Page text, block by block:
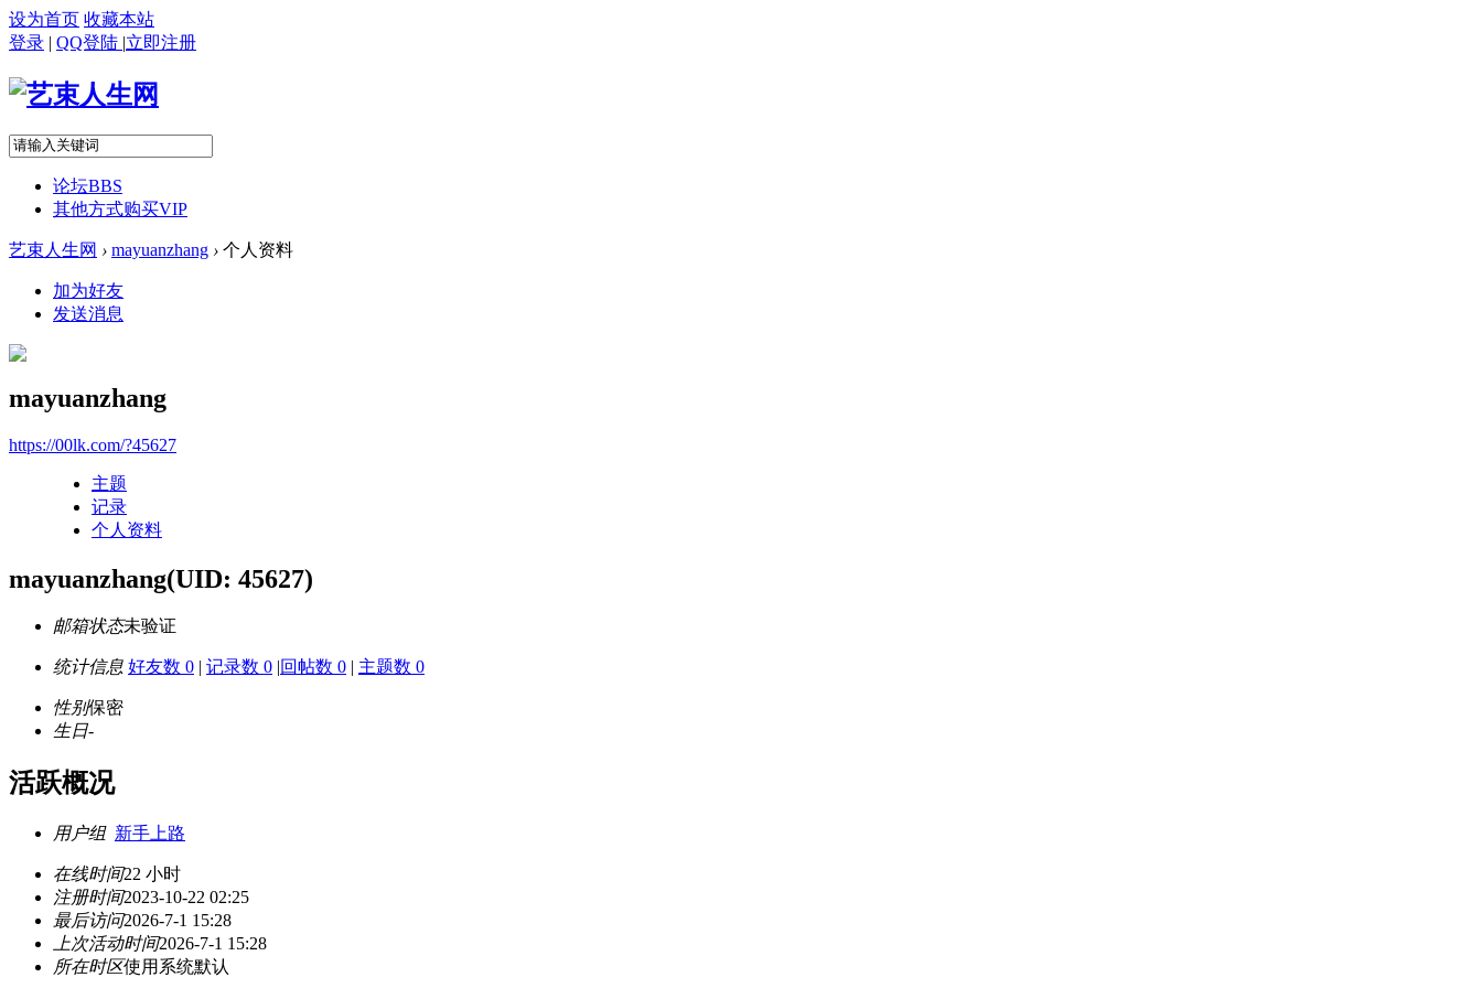
设为首页 收藏本站
登录 | QQ登陆 |立即注册
论坛BBS
其他方式购买VIP
艺束人生网 › mayuanzhang › 个人资料
加为好友
发送消息
mayuanzhang
https://00lk.com/?45627
主题
记录
个人资料
mayuanzhang(UID: 45627)
邮箱状态未验证
统计信息 好友数 0 | 记录数 0 |回帖数 0 | 主题数 0
性别保密
生日-
活跃概况
用户组 新手上路
在线时间22 小时
注册时间2023-10-22 02:25
最后访问2026-7-1 15:28
上次活动时间2026-7-1 15:28
所在时区使用系统默认